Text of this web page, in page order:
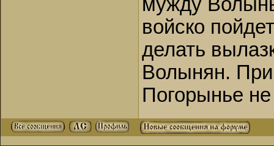
первой
по маленьку.
демонстрируют.
мужду
войско
делать
Волынян.
Погорынье